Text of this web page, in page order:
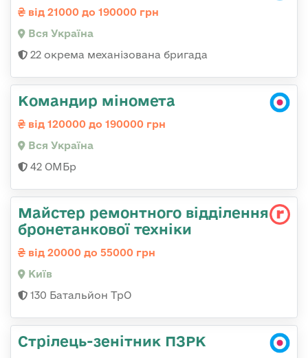
від 21000 до 190000 грн
Вся Україна
22 окрема механізована бригада
Командир міномета
від 120000 до 190000 грн
Вся Україна
42 ОМБр
Майстер ремонтного відділення
бронетанкової техніки
від 20000 до 55000 грн
Київ
130 Батальйон ТрО
Стрілець-зенітник ПЗРК